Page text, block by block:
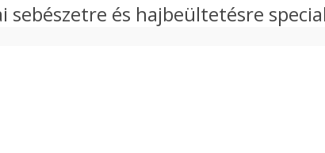
sebészetre és hajbeültetésre